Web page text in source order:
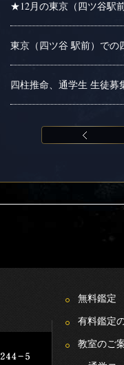
★12月の東京（四ツ谷駅
東京（四ツ谷 駅前）での
四柱推命、通学生 生徒募
無料鑑定
有料鑑定
教室のご